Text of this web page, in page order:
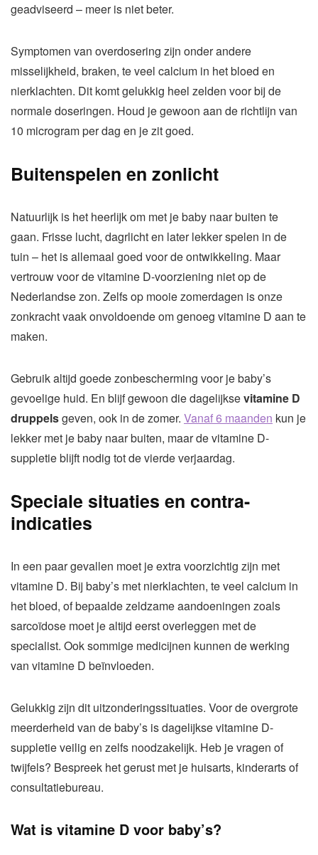
geadviseerd – meer is niet beter.
Symptomen van overdosering zijn onder andere
misselijkheid, braken, te veel calcium in het bloed en
nierklachten. Dit komt gelukkig heel zelden voor bij de
normale doseringen. Houd je gewoon aan de richtlijn van
10 microgram per dag en je zit goed.
Buitenspelen en zonlicht
Natuurlijk is het heerlijk om met je baby naar buiten te
gaan. Frisse lucht, dagrlicht en later lekker spelen in de
tuin – het is allemaal goed voor de ontwikkeling. Maar
vertrouw voor de vitamine D-voorziening niet op de
Nederlandse zon. Zelfs op mooie zomerdagen is onze
zonkracht vaak onvoldoende om genoeg vitamine D aan te
maken.
Gebruik altijd goede zonbescherming voor je baby’s
gevoelige huid. En blijf gewoon die dagelijksevitamine D
druppelsgeven, ook in de zomer. Vanaf 6 maanden kun je
lekker met je baby naar buiten, maar de vitamine D-
suppletie blijft nodig tot de vierde verjaardag.
Speciale situaties en contra-
indicaties
In een paar gevallen moet je extra voorzichtig zijn met
vitamine D. Bij baby’s met nierklachten, te veel calcium in
het bloed, of bepaalde zeldzame aandoeningen zoals
sarcoïdose moet je altijd eerst overleggen met de
specialist. Ook sommige medicijnen kunnen de werking
van vitamine D beïnvloeden.
Gelukkig zijn dit uitzonderingssituaties. Voor de overgrote
meerderheid van de baby’s is dagelijkse vitamine D-
suppletie veilig en zelfs noodzakelijk. Heb je vragen of
twijfels? Bespreek het gerust met je huisarts, kinderarts of
consultatiebureau.
Wat is vitamine D voor baby’s?